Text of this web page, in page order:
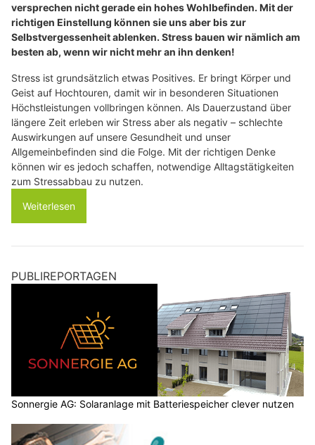
versprechen nicht gerade ein hohes Wohlbefinden. Mit der
richtigen Einstellung können sie uns aber bis zur
Selbstvergessenheit ablenken. Stress bauen wir nämlich am
besten ab, wenn wir nicht mehr an ihn denken!
Stress ist grundsätzlich etwas Positives. Er bringt Körper und
Geist auf Hochtouren, damit wir in besonderen Situationen
Höchstleistungen vollbringen können. Als Dauerzustand über
längere Zeit erleben wir Stress aber als negativ – schlechte
Auswirkungen auf unsere Gesundheit und unser
Allgemeinbefinden sind die Folge. Mit der richtigen Denke
können wir es jedoch schaffen, notwendige Alltagstätigkeiten
zum Stressabbau zu nutzen.
Weiterlesen
PUBLIREPORTAGEN
Sonnergie AG: Solaranlage mit Batteriespeicher clever nutzen